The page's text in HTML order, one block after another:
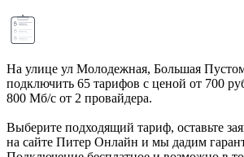
На улице ул Молодежная, Большая
подключить 65 тарифов с ценой от 700
800 Мб/с от 2 провайдера.
Выберите подходящий тариф, оставьте
на сайте Питер Онлайн и мы дадим